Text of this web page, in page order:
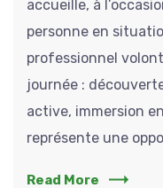
accueille, à
personne en
professionnel
journée :
active, immersion
représente une
Read More